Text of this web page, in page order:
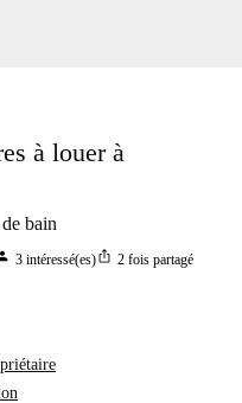
à louer à
bain
3 intéressé(es)ios_share 2 fois partagé